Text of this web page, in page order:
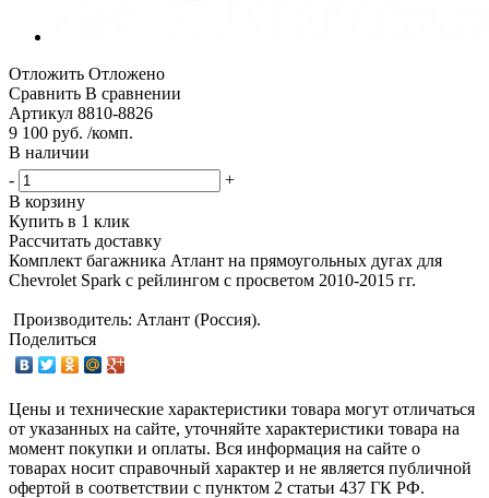
Отложить Отложено
Сравнить В сравнении
Артикул 8810-8826
9 100 руб. /комп.
В наличии
-
+
В корзину
Купить в 1 клик
Рассчитать доставку
Комплект багажника Атлант на прямоугольных дугах для
Chevrolet Spark с рейлингом с просветом 2010-2015 гг.
Производитель: Атлант (Россия).
Поделиться
Цены и технические характеристики товара могут отличаться
от указанных на сайте, уточняйте характеристики товара на
момент покупки и оплаты. Вся информация на сайте о
товарах носит справочный характер и не является публичной
офертой в соответствии с пунктом 2 статьи 437 ГК РФ.